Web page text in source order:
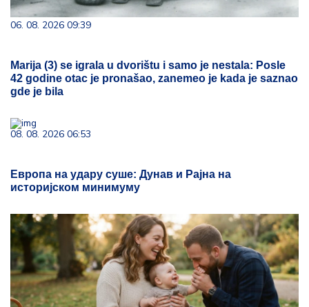
06. 08. 2026 09:39
Marija (3) se igrala u dvorištu i samo je nestala: Posle
42 godine otac je pronašao, zanemeo je kada je saznao
gde je bila
08. 08. 2026 06:53
Европа на удару суше: Дунав и Рајна на
историјском минимуму